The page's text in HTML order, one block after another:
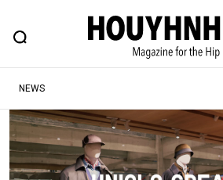
FEATURE BLOG
ヒップなファッション、カルチャー、ライフス
#注目のタグ
#SHOPPING ADDICT #憧れの
NEWS